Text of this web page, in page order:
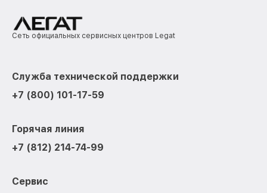
Сеть официальных сервисных центров Legat
Служба технической поддержки
+7 (800) 101-17-59
Горячая линия
+7 (812) 214-74-99
Сервис